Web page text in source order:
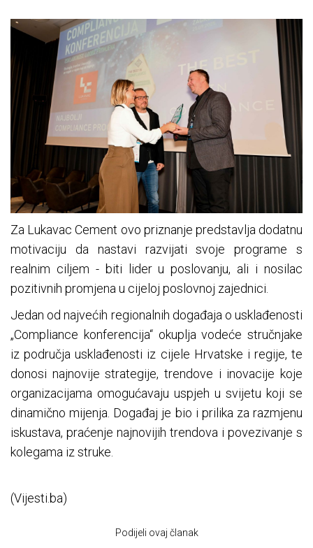
Za Lukavac Cement ovo priznanje predstavlja dodatnu
motivaciju da nastavi razvijati svoje programe s
realnim ciljem - biti lider u poslovanju, ali i nosilac
pozitivnih promjena u cijeloj poslovnoj zajednici.
Jedan od najvećih regionalnih događaja o usklađenosti
„Compliance konferencija“ okuplja vodeće stručnjake
iz područja usklađenosti iz cijele Hrvatske i regije, te
donosi najnovije strategije, trendove i inovacije koje
organizacijama omogućavaju uspjeh u svijetu koji se
dinamično mijenja. Događaj je bio i prilika za razmjenu
iskustava, praćenje najnovijih trendova i povezivanje s
kolegama iz struke.
(Vijesti.ba)
Podijeli ovaj članak